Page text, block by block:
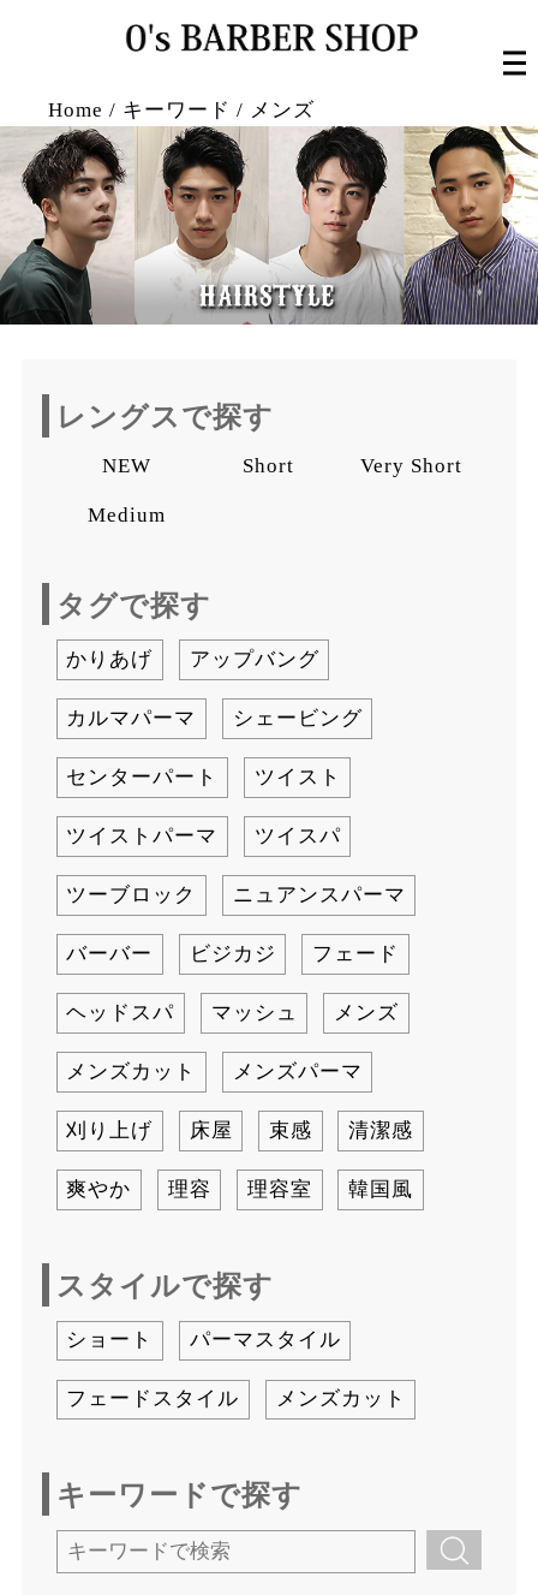
Home / キーワード / メンズ
レングスで探す
NEW Short Very Short
Medium
タグで探す
かりあげ アップバング
カルマパーマ シェービング
センターパート ツイスト
ツイストパーマ ツイスパ
ツーブロック ニュアンスパーマ
バーバー ビジカジ フェード
ヘッドスパ マッシュ メンズ
メンズカット メンズパーマ
刈り上げ 床屋 束感 清潔感
爽やか 理容 理容室 韓国風
スタイルで探す
ショート パーマスタイル
フェードスタイル メンズカット
キーワードで探す